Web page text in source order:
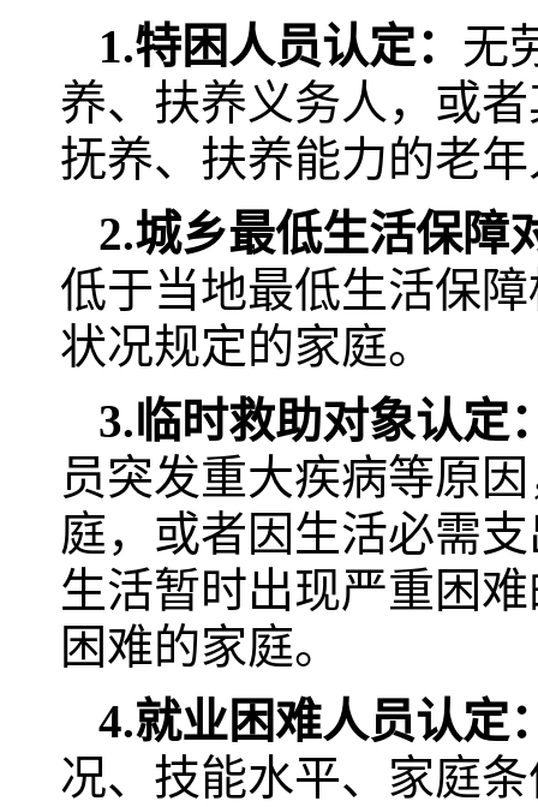
1.特困人员认定： 无
养、扶养义务人，或
抚养、扶养能力的老
2.城乡最低生活保障
低于当地最低生活保
状况规定的家庭。
3.临时救助对象认定
员突发重大疾病等原
庭，或者因生活必需
生活暂时出现严重困
困难的家庭。
4.就业困难人员认定
况、技能水平、家庭